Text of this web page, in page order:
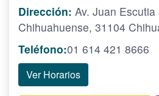
Dirección: Av. Juan
Chihuahuense, 31104
Teléfono:01 614 421 8666
Ver Horarios